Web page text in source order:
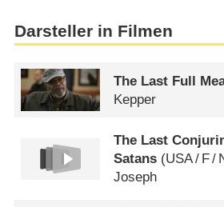
Darsteller in Filmen
The Last Full
Kepper
The Last
Satans (USA/ F/
Joseph